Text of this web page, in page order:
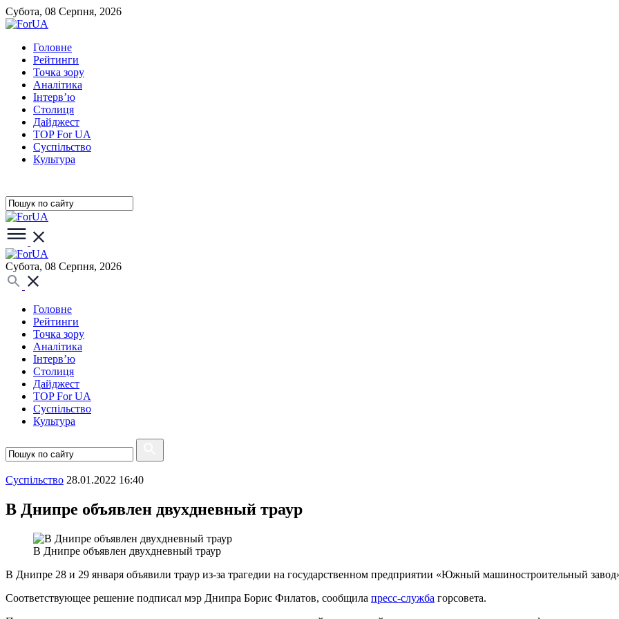
Субота, 08 Серпня, 2026
Головне
Рейтинги
Точка зору
Аналітика
Інтерв’ю
Столиця
Дайджест
TOP For UA
Суспiльство
Культура
Субота, 08 Серпня, 2026
Головне
Рейтинги
Точка зору
Аналітика
Інтерв’ю
Столиця
Дайджест
TOP For UA
Суспiльство
Культура
Суспiльство 28.01.2022 16:40
В Днипре объявлен двухдневный траур
В Днипре объявлен двухдневный траур
В Днипре 28 и 29 января объявили траур из-за трагедии на государственном предприятии «Южный машиностроительный
Соответствующее решение подписал мэр Днипра Борис Филатов, сообщила пресс-служба горсовета.